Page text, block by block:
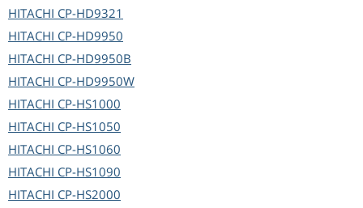
HITACHI CP-HD9321
HITACHI CP-HD9950
HITACHI CP-HD9950B
HITACHI CP-HD9950W
HITACHI CP-HS1000
HITACHI CP-HS1050
HITACHI CP-HS1060
HITACHI CP-HS1090
HITACHI CP-HS2000